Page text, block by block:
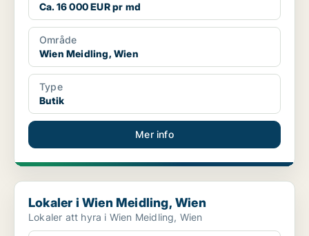
Ca. 16 000 EUR pr md
Område
Wien Meidling, Wien
Type
Butik
Mer info
Lokaler i Wien Meidling, Wien
Lokaler i Wien Meidling, Wien
Lokaler att hyra i Wien Meidling, Wien